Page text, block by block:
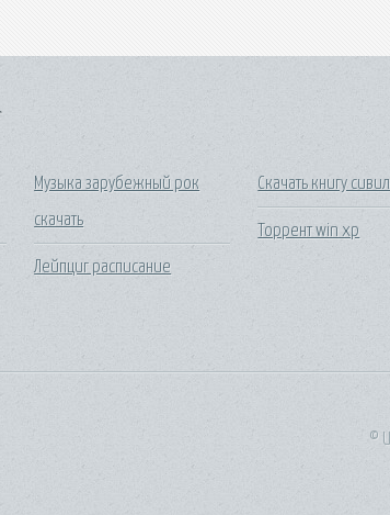
Музыка зарубежный рок
скачать
Лейпциг расписание
Скачать книгу
Торрент win xp
©